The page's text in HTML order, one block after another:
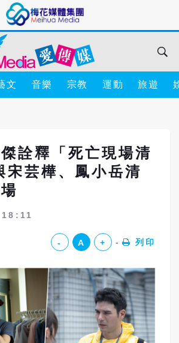
文 音樂 宗教 運動 旅遊
詮釋「死亡現場清
宋芸樺、鳳小岳清
- A + 列印